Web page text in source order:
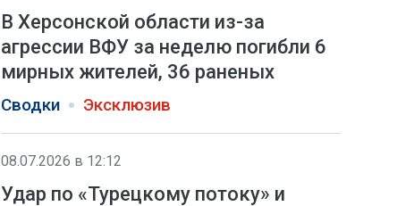
В Херсонской области из-за
агрессии ВФУ за неделю погибли 6
мирных жителей, 36 раненых
Сводки Эксклюзив
08.07.2026 в 12:12
Удар по «Турецкому потоку» и